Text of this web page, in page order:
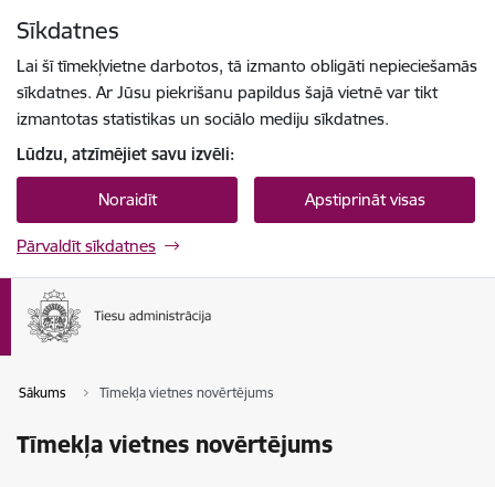
Sīkdatnes
Lai šī tīmekļvietne darbotos, tā izmanto obligāti nepieciešamās
sīkdatnes. Ar Jūsu piekrišanu papildus šajā vietnē var tikt
izmantotas statistikas un sociālo mediju sīkdatnes.
Lūdzu, atzīmējiet savu izvēli:
Noraidīt Apstiprināt visas
Pārvaldīt sīkdatnes
Sākums Tīmekļa vietnes novērtējums
Tīmekļa vietnes novērtējums